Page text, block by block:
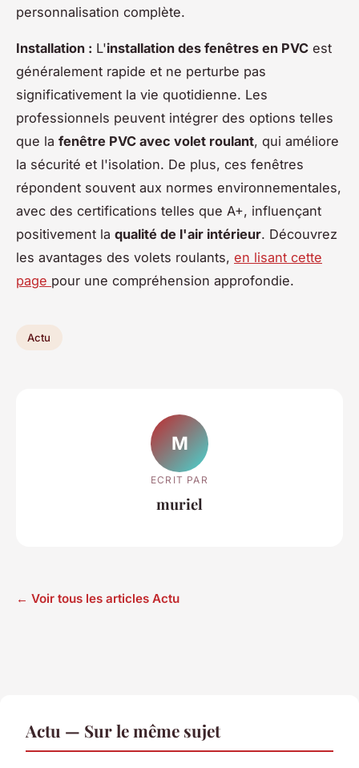
personnalisation complète.
Installation : L'installation des fenêtres en PVC est
généralement rapide et ne perturbe pas
significativement la vie quotidienne. Les
professionnels peuvent intégrer des options telles
que la fenêtre PVC avec volet roulant, qui améliore
la sécurité et l'isolation. De plus, ces fenêtres
répondent souvent aux normes environnementales,
avec des certifications telles que A+, influençant
positivement la qualité de l'air intérieur. Découvrez
les avantages des volets roulants, en lisant cette
page pour une compréhension approfondie.
Actu
M
ECRIT PAR
muriel
← Voir tous les articles Actu
Actu — Sur le même sujet